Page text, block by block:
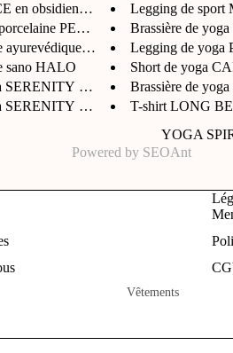
NamJosh
Oraije
Les marques
Charlotte Bio
Cosmic Dealer
Oden
Pour elle
Pour lui
Pour les petits loups
Pour les yoga lovers
Carte cadeau
Cadeaux à moins
Cadeaux à moins
YOGA
Vêtements
en obsidienne noi...
PERIDOT ...
ayurevédique HAL...
sano HALO
SERENITY bleu
SERENITY violet
Legging de sport
Brassière de
Legging de
Short de yoga
Brassière de
T-shirt LONG
Powered by SEOAnt